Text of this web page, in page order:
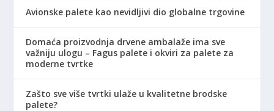
Avionske palete kao nevidljivi dio globalne trgovine
Domaća proizvodnja drvene ambalaže ima sve
važniju ulogu – Fagus palete i okviri za palete za
moderne tvrtke
Zašto sve više tvrtki ulaže u kvalitetne brodske
palete?